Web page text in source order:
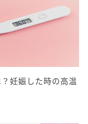
妊娠した時の高温